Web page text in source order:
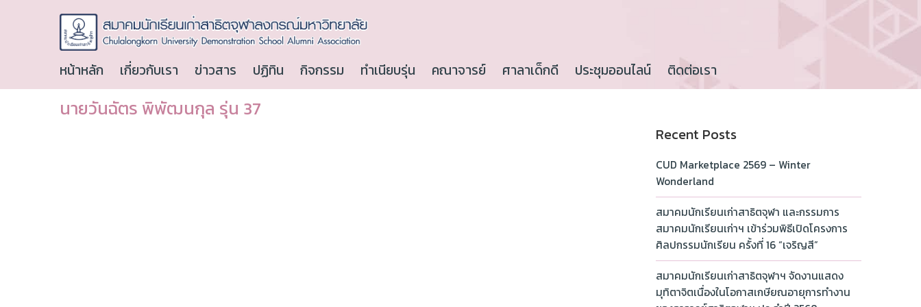
หน้าหลัก เกี่ยวกับเรา ข่าวสาร ปฏิทิน กิจกรรม ทำเนียบรุ่น คณาจารย์ ศาลาเด็กดี ประชุมออนไลน์ ติดต่อเรา
นายวันฉัตร พิพัฒนกุล รุ่น 37
Recent Posts
CUD Marketplace 2569 – Winter
Wonderland
สมาคมนักเรียนเก่าสาธิตจุฬา และกรรมการ
สมาคมนักเรียนเก่าฯ เข้าร่วมพิธีเปิดโครงการ
ศิลปกรรมนักเรียน ครั้งที่ 16 “เจริญสี”
สมาคมนักเรียนเก่าสาธิตจุฬาฯ จัดงานแสดง
มุทิตาจิตเนื่องในโอกาสเกษียณอายุการทำงาน